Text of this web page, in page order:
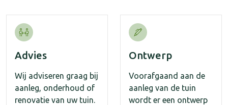
Advies
Wij adviseren graag bij
aanleg, onderhoud of
renovatie van uw tuin.
Ontwerp
Voorafgaand aan de
aanleg van de tuin
wordt er een ontwerp